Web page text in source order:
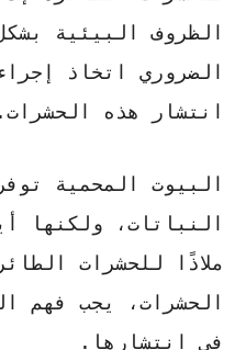
الظروف البيئية
الضروري اتخاذ
انتشار هذه الحشرات.
البيوت المحمية
النباتات، ولكنها
ملاذًا للحشرات
الحشرات، يجب فهم
في انتشارها .